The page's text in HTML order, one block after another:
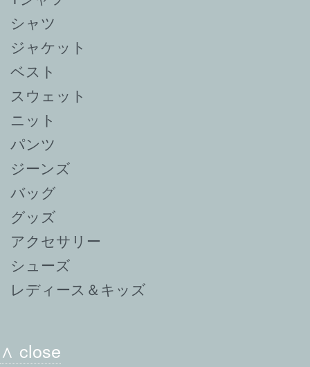
シャツ
ジャケット
ベスト
スウェット
ニット
パンツ
ジーンズ
バッグ
グッズ
アクセサリー
シューズ
レディース＆キッズ
∧ close